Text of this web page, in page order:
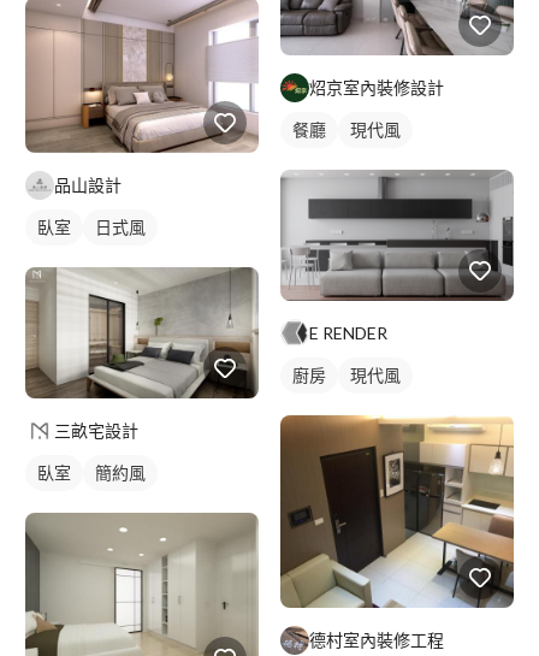
品山設計
臥室 日式風
三畝宅設計
臥室 簡約風
炤京室內裝修設計
餐廳 現代風
E RENDER
廚房 現代風
德村室內裝修工程